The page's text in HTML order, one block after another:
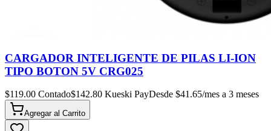
CARGADOR INTELIGENTE DE PILAS LI-ION
TIPO BOTON 5V CRG025
$119.00 Contado$142.80 Kueski PayDesde $41.65/mes a 3 meses
Agregar al Carrito